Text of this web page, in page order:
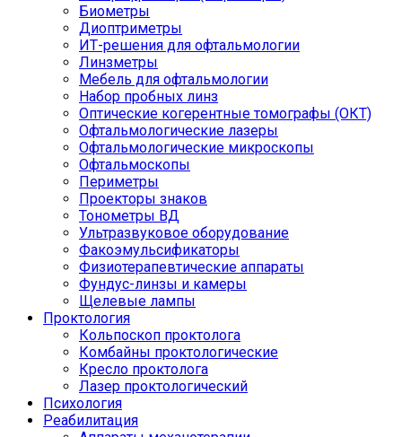
Биометры
Диоптриметры
ИТ-решения для офтальмологии
Линзметры
Мебель для офтальмологии
Набор пробных линз
Оптические когерентные томографы (ОКТ)
Офтальмологические лазеры
Офтальмологические микроскопы
Офтальмоскопы
Периметры
Проекторы знаков
Тонометры ВД
Ультразвуковое оборудование
Факоэмульсификаторы
Физиотерапевтические аппараты
Фундус-линзы и камеры
Щелевые лампы
Проктология
Кольпоскоп проктолога
Комбайны проктологические
Кресло проктолога
Лазер проктологический
Психология
Реабилитация